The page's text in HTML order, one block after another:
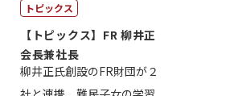
トピックス
【トピックス】FR 柳井正
会長兼社長
柳井正氏創設のFR財団が２